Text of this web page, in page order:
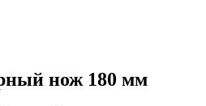
нож 180 мм